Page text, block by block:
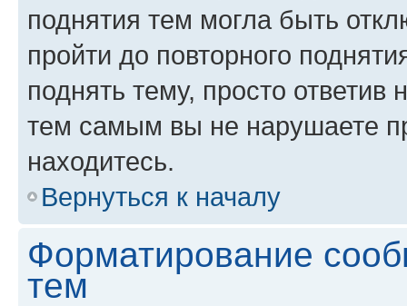
поднятия тем могла быть
пройти до повторного
поднять тему, просто ответив
тем самым вы не нарушаете
находитесь.
Вернуться к началу
Форматирование
тем